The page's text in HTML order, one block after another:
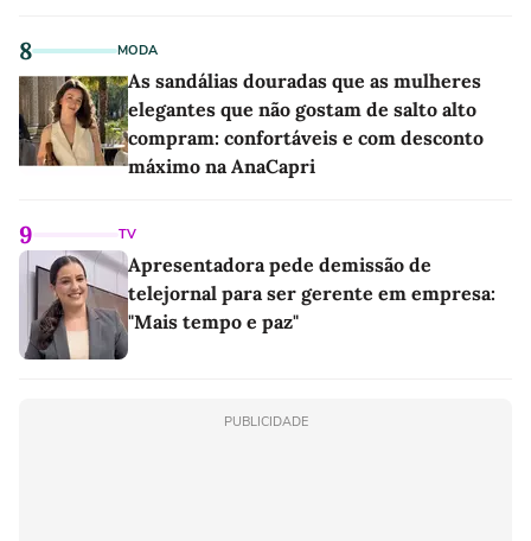
8 MODA
As sandálias douradas que as mulheres
elegantes que não gostam de salto alto
compram: confortáveis e com desconto
máximo na AnaCapri
9 TV
Apresentadora pede demissão de
telejornal para ser gerente em empresa:
"Mais tempo e paz"
PUBLICIDADE